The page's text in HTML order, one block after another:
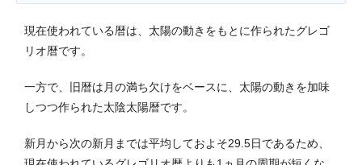
現在使われている暦は、太陽の動きをもとに作られたグレゴ
リオ暦です。
一方で、旧暦は月の満ち欠けをベースに、太陽の動きを加味
しつつ作られた太陰太陽暦です。
新月から次の新月までは平均しておよそ29.5日であるため、